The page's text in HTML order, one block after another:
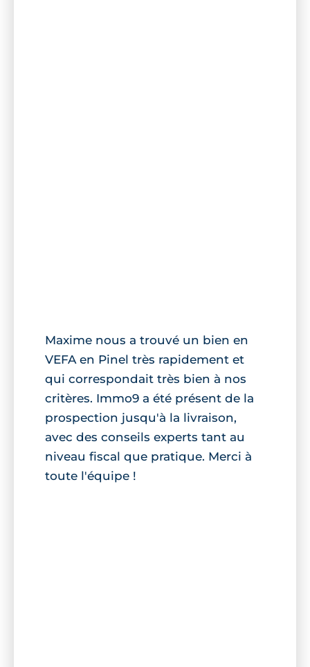
Maxime nous a trouvé un bien en
VEFA en Pinel très rapidement et
qui correspondait très bien à nos
critères. Immo9 a été présent de la
prospection jusqu'à la livraison,
avec des conseils experts tant au
niveau fiscal que pratique. Merci à
toute l'équipe !